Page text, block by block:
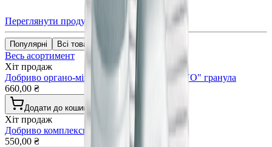
Переглянути продукцію
Популярні Всі товари
Весь асортимент
Хіт продаж
Добриво органо-мінеральне "DÜNGER VIVO" гранула
660,00 ₴
Додати до кошика
Хіт продаж
Добриво комплексне універсальне гранула
550,00 ₴